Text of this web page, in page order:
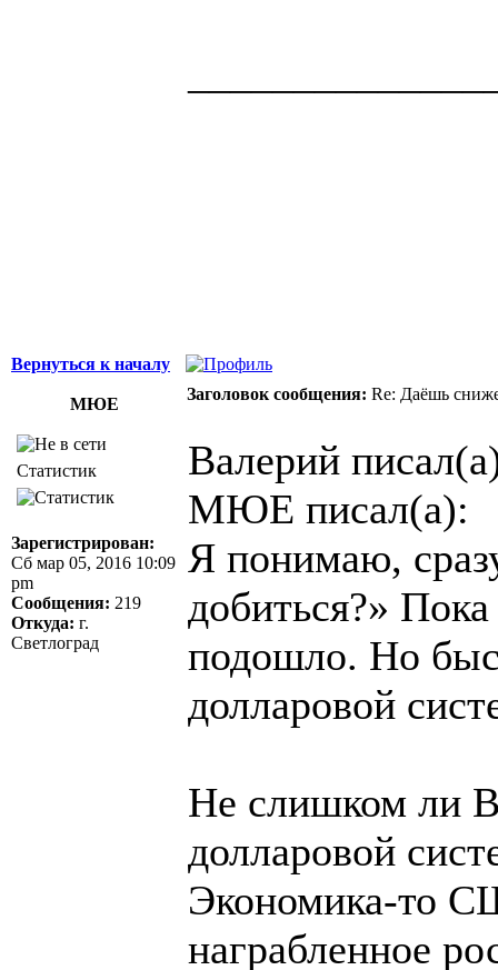
Вернуться к началу
МЮЕ
Заголовок сообщения: Re: Даёшь
Статистик
Зарегистрирован:
Сб мар 05, 2016 10:09
pm
Сообщения: 219
Откуда: г.
Светлоград
Валерий
МЮЕ писал(а):
Я понимаю,
добиться?»
подошло. Но
долларовой
Не слишком ли
долларовой
Экономика-то
награбленное